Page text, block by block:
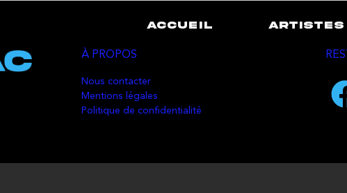
ACCUEIL ARTISTES
À PROPOS
Nous contacter
Mentions légales
Politique de confidentialité